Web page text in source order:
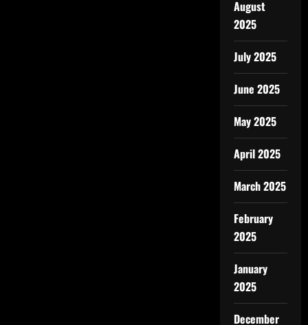
August
2025
July 2025
June 2025
May 2025
April 2025
March 2025
February
2025
January
2025
December